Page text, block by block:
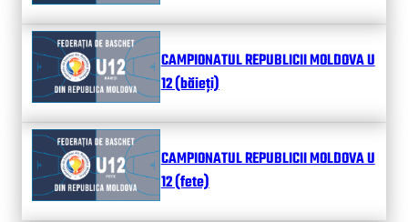
CAMPIONATUL REPUBLICII MOLDOVA U
12 (băieți)
CAMPIONATUL REPUBLICII MOLDOVA U
12 (fete)